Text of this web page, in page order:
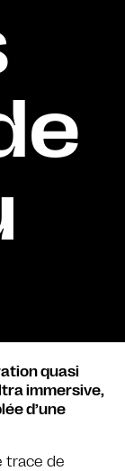
quasi
immersive,
d’une
trace de